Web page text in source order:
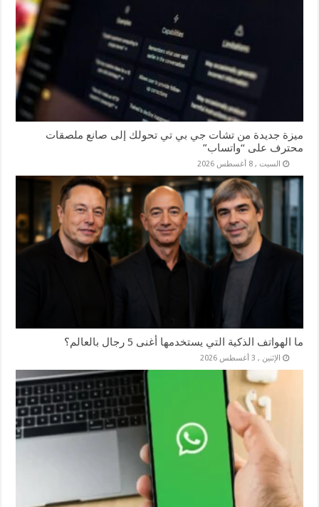
ميزة جديدة من تشات جي بي تي تحولك إلى صانع ملصقات
محترف على “واتساب”
السبت , 8 أغسطس 2026
ما الهواتف الذكية التي يستخدمها أغنى 5 رجال بالعالم؟
الإثنين , 3 أغسطس 2026